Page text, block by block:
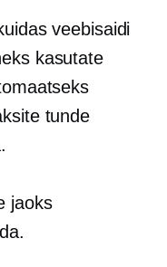
veebisaidi
kasutate
tunde
jaoks